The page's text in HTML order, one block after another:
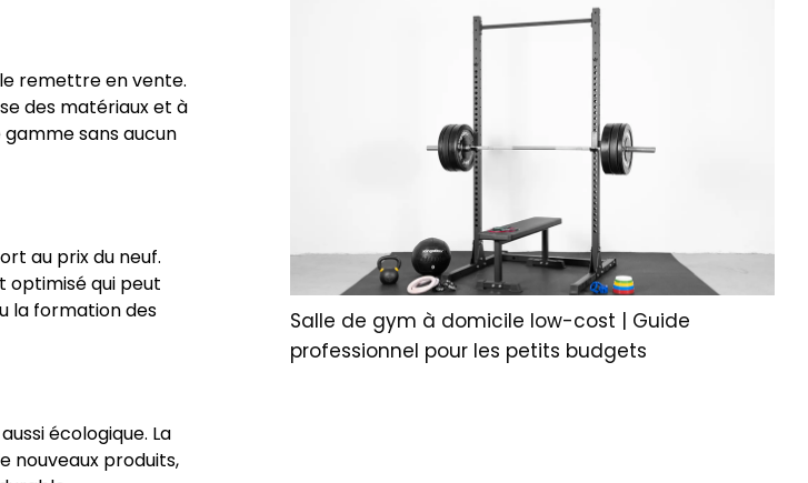
remettre en vente.
des matériaux et à
sans aucun
au prix du neuf.
optimisé qui peut
la formation des
écologique. La
nouveaux produits,
Salle de gym à domicile low-cost | Guide
professionnel pour les petits budgets